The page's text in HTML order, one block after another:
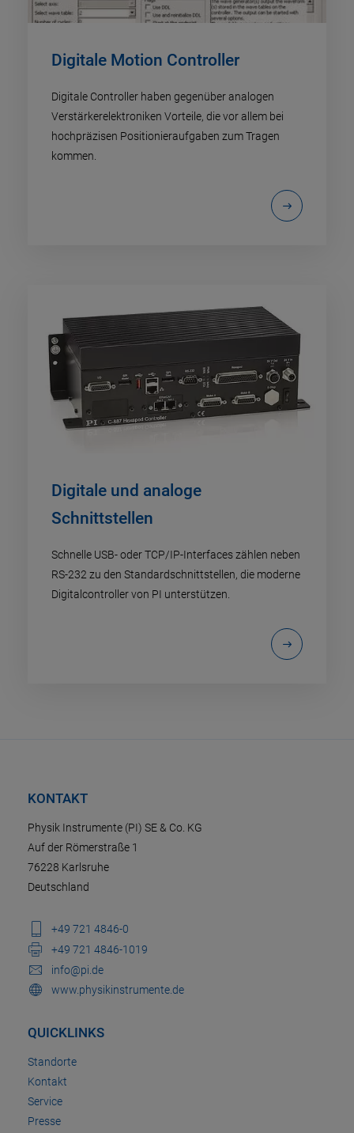
Digitale Motion Controller
Digitale Controller haben gegenüber analogen
Verstärkerelektroniken Vorteile, die vor allem bei
hochpräzisen Positionieraufgaben zum Tragen
kommen.
Digitale und analoge
Schnittstellen
Schnelle USB- oder TCP/IP-Interfaces zählen neben
RS-232 zu den Standardschnittstellen, die moderne
Digitalcontroller von PI unterstützen.
KONTAKT
Physik Instrumente (PI) SE & Co. KG
Auf der Römerstraße 1
76228 Karlsruhe
Deutschland
+49 721 4846-0
+49 721 4846-1019
info@pi.de
www.physikinstrumente.de
QUICKLINKS
Standorte
Kontakt
Service
Presse